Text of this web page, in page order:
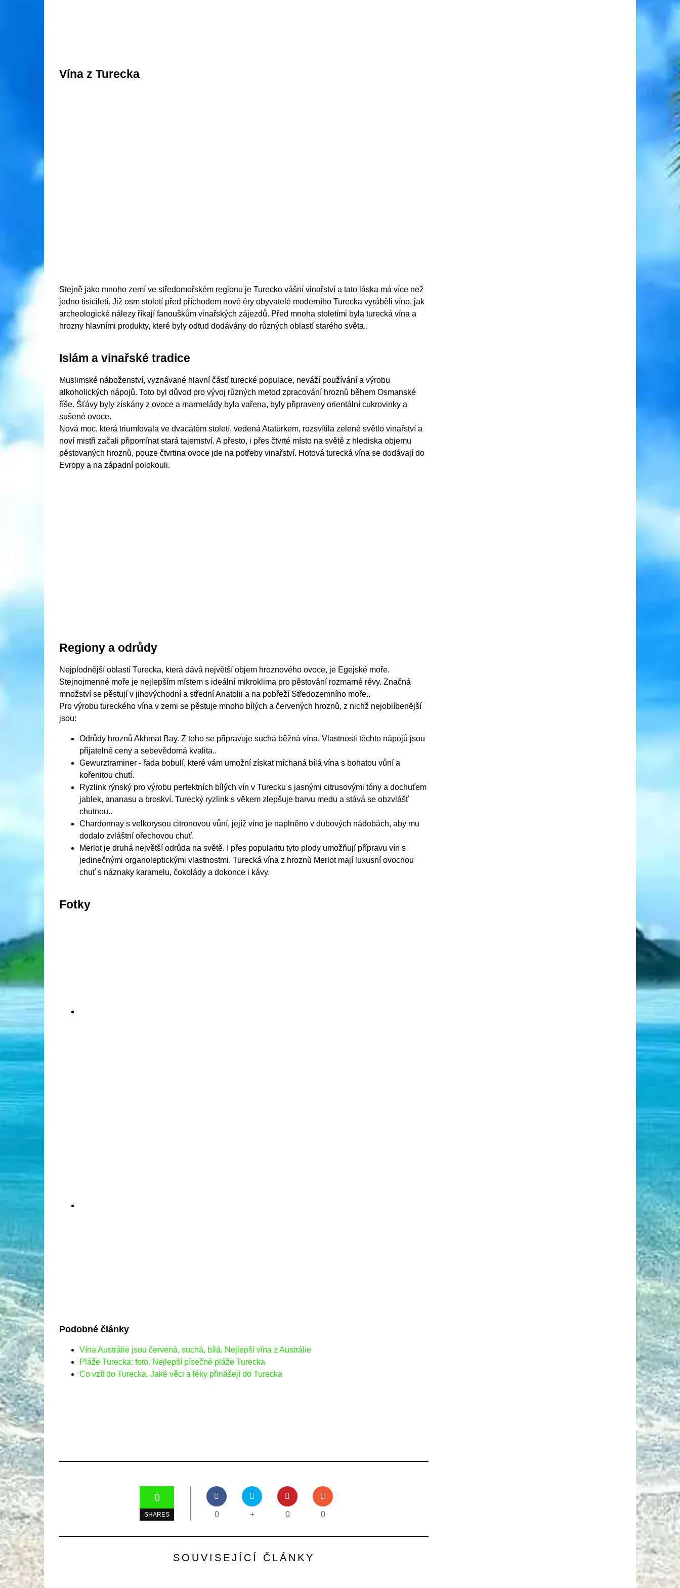
Vína z Turecka
Stejně jako mnoho zemí ve středomořském regionu je Turecko vášní vinařství a tato láska má více než
jedno tisíciletí. Již osm století před příchodem nové éry obyvatelé moderního Turecka vyráběli víno, jak
archeologické nálezy říkají fanouškům vinařských zájezdů. Před mnoha stoletími byla turecká vína a
hrozny hlavními produkty, které byly odtud dodávány do různých oblastí starého světa..
Islám a vinařské tradice
Muslimské náboženství, vyznávané hlavní částí turecké populace, neváží používání a výrobu
alkoholických nápojů. Toto byl důvod pro vývoj různých metod zpracování hroznů během Osmanské
říše. Šťávy byly získány z ovoce a marmelády byla vařena, byly připraveny orientální cukrovinky a
sušené ovoce.
Nová moc, která triumfovala ve dvacátém století, vedená Atatürkem, rozsvítila zelené světlo vinařství a
noví mistři začali připomínat stará tajemství. A přesto, i přes čtvrté místo na světě z hlediska objemu
pěstovaných hroznů, pouze čtvrtina ovoce jde na potřeby vinařství. Hotová turecká vína se dodávají do
Evropy a na západní polokouli.
Regiony a odrůdy
Nejplodnější oblastí Turecka, která dává největší objem hroznového ovoce, je Egejské moře.
Stejnojmenné moře je nejlepším místem s ideální mikroklima pro pěstování rozmarné révy. Značná
množství se pěstují v jihovýchodní a střední Anatolii a na pobřeží Středozemního moře..
Pro výrobu tureckého vína v zemi se pěstuje mnoho bílých a červených hroznů, z nichž nejoblíbenější
jsou:
Odrůdy hroznů Akhmat Bay. Z toho se připravuje suchá běžná vína. Vlastnosti těchto nápojů jsou
přijatelné ceny a sebevědomá kvalita..
Gewurztraminer - řada bobulí, které vám umožní získat míchaná bílá vína s bohatou vůní a
kořenitou chutí.
Ryzlink rýnský pro výrobu perfektních bílých vín v Turecku s jasnými citrusovými tóny a dochuťem
jablek, ananasu a broskví. Turecký ryzlink s věkem zlepšuje barvu medu a stává se obzvlášť
chutnou..
Chardonnay s velkorysou citronovou vůní, jejíž víno je naplněno v dubových nádobách, aby mu
dodalo zvláštní ořechovou chuť.
Merlot je druhá největší odrůda na světě. I přes popularitu tyto plody umožňují přípravu vín s
jedinečnými organoleptickými vlastnostmi. Turecká vína z hroznů Merlot mají luxusní ovocnou
chuť s náznaky karamelu, čokolády a dokonce i kávy.
Fotky
Podobné články
Vína Austrálie jsou červená, suchá, bílá. Nejlepší vína z Austrálie
Pláže Turecka: foto. Nejlepší písečné pláže Turecka
Co vzít do Turecka. Jaké věci a léky přinášejí do Turecka
0
SHARES 0 + 0 0
SOUVISEJÍCÍ ČLÁNKY